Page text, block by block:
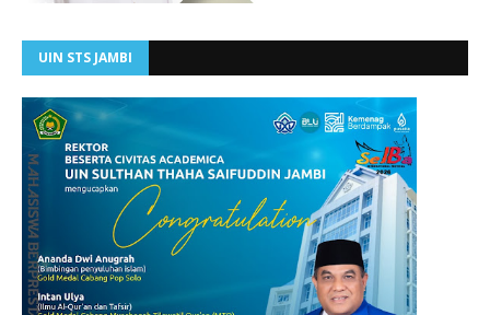
UIN STS JAMBI